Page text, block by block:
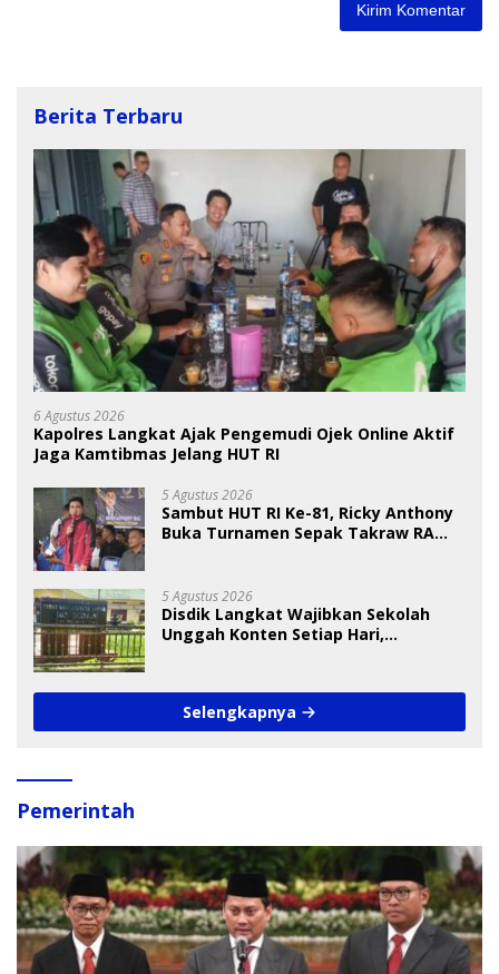
Berita Terbaru
6 Agustus 2026
Kapolres Langkat Ajak Pengemudi Ojek Online Aktif
Jaga Kamtibmas Jelang HUT RI
5 Agustus 2026
Sambut HUT RI Ke-81, Ricky Anthony
Buka Turnamen Sepak Takraw RA
5 Agustus 2026
Disdik Langkat Wajibkan Sekolah
Unggah Konten Setiap Hari,
Selengkapnya
Pemerintah